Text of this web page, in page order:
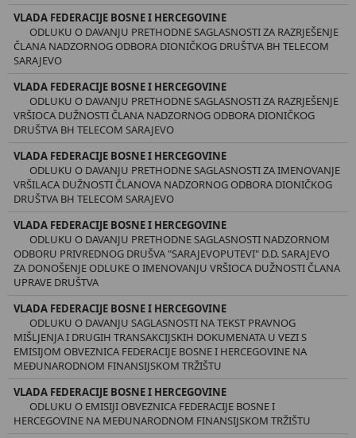
VLADA FEDERACIJE BOSNE I HERCEGOVINE
ODLUKU O DAVANJU PRETHODNE SAGLASNOSTI ZA RAZRJEŠENJE
ČLANA NADZORNOG ODBORA DIONIČKOG DRUŠTVA BH TELECOM
SARAJEVO
VLADA FEDERACIJE BOSNE I HERCEGOVINE
ODLUKU O DAVANJU PRETHODNE SAGLASNOSTI ZA RAZRJEŠENJE
VRŠIOCA DUŽNOSTI ČLANA NADZORNOG ODBORA DIONIČKOG
DRUŠTVA BH TELECOM SARAJEVO
VLADA FEDERACIJE BOSNE I HERCEGOVINE
ODLUKU O DAVANJU PRETHODNE SAGLASNOSTI ZA IMENOVANJE
VRŠILACA DUŽNOSTI ČLANOVA NADZORNOG ODBORA DIONIČKOG
DRUŠTVA BH TELECOM SARAJEVO
VLADA FEDERACIJE BOSNE I HERCEGOVINE
ODLUKU O DAVANJU PRETHODNE SAGLASNOSTI NADZORNOM
ODBORU PRIVREDNOG DRUŠVA "SARAJEVOPUTEVI" D.D. SARAJEVO
ZA DONOŠENJE ODLUKE O IMENOVANJU VRŠIOCA DUŽNOSTI ČLANA
UPRAVE DRUŠTVA
VLADA FEDERACIJE BOSNE I HERCEGOVINE
ODLUKU O DAVANJU SAGLASNOSTI NA TEKST PRAVNOG
MIŠLJENJA I DRUGIH TRANSAKCIJSKIH DOKUMENATA U VEZI S
EMISIJOM OBVEZNICA FEDERACIJE BOSNE I HERCEGOVINE NA
MEĐUNARODNOM FINANSIJSKOM TRŽIŠTU
VLADA FEDERACIJE BOSNE I HERCEGOVINE
ODLUKU O EMISIJI OBVEZNICA FEDERACIJE BOSNE I
HERCEGOVINE NA MEĐUNARODNOM FINANSIJSKOM TRŽIŠTU